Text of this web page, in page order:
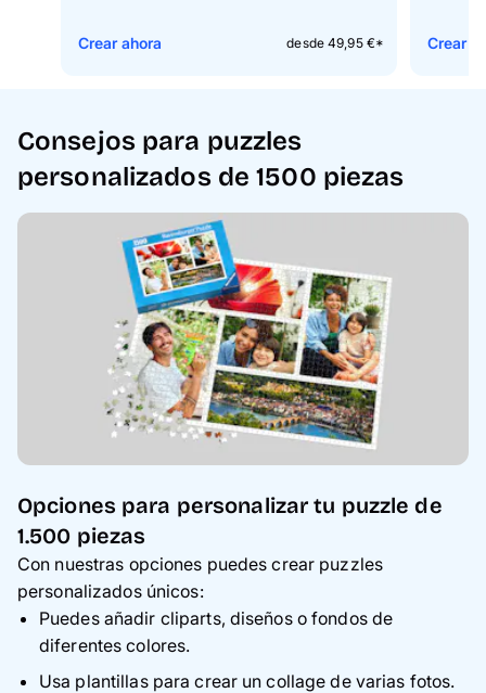
desde 49,95 €*
Crear ahora Crear
Consejos para puzzles
personalizados de 1500 piezas
Opciones para personalizar tu puzzle de
1.500 piezas
Con nuestras opciones puedes crear puzzles
personalizados únicos:
Puedes añadir cliparts, diseños o fondos de
diferentes colores.
Usa plantillas para crear un collage de varias fotos.